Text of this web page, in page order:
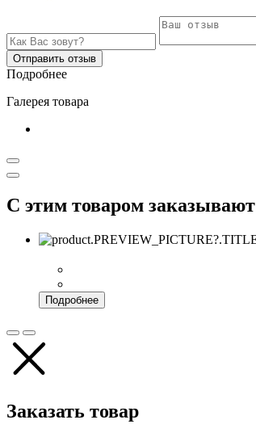
Отправить отзыв
Подробнее
Галерея товара
С этим товаром заказывают
Подробнее
Заказать товар